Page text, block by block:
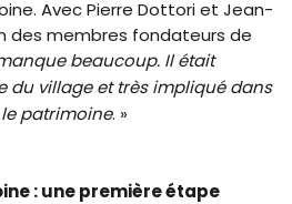
Avec Pierre Dottori et Jean-
des membres fondateurs de
beaucoup. Il était
du village et très impliqué dans
patrimoine. »
: une première étape